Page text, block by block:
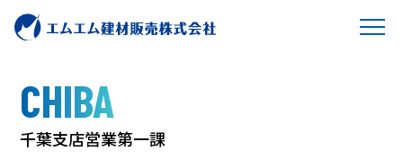
CHIBA
千葉支店営業第一課